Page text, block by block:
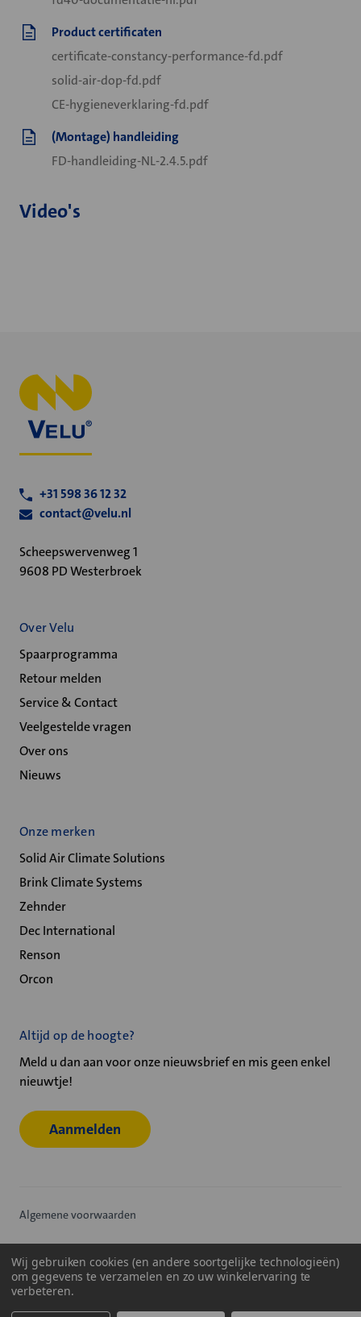
Product certificaten
certificate-constancy-performance-fd.pdf
solid-air-dop-fd.pdf
CE-hygieneverklaring-fd.pdf
(Montage) handleiding
FD-handleiding-NL-2.4.5.pdf
Video's
+31 598 36 12 32
contact@velu.nl
Scheepswervenweg 1
9608 PD Westerbroek
Over Velu
Spaarprogramma
Retour melden
Service & Contact
Veelgestelde vragen
Over ons
Nieuws
Onze merken
Solid Air Climate Solutions
Brink Climate Systems
Zehnder
Dec International
Renson
Orcon
Altijd op de hoogte?
Meld u dan aan voor onze nieuwsbrief en mis geen enkel
nieuwtje!
Aanmelden
Algemene voorwaarden
Cookiebeleid
Wij gebruiken cookies (en andere soortgelijke technologieën)
om gegevens te verzamelen en zo uw winkelervaring te
verbeteren.